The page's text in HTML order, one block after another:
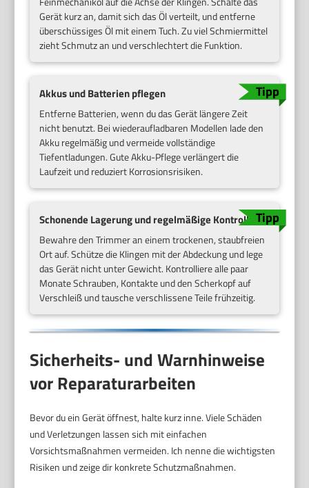
Gerät kurz an, damit sich das Öl verteilt, und entferne
überschüssiges Öl mit einem Tuch. Zu viel Schmiermittel
zieht Schmutz an und verschlechtert die Funktion.
Akkus und Batterien pflegen
Entferne Batterien, wenn du das Gerät längere Zeit
nicht benutzt. Bei wiederaufladbaren Modellen lade den
Akku regelmäßig und vermeide vollständige
Tiefentladungen. Gute Akku-Pflege verlängert die
Laufzeit und reduziert Korrosionsrisiken.
Schonende Lagerung und regelmäßige Kontrolle
Bewahre den Trimmer an einem trockenen, staubfreien
Ort auf. Schütze die Klingen mit der Abdeckung und lege
das Gerät nicht unter Gewicht. Kontrolliere alle paar
Monate Schrauben, Kontakte und den Scherkopf auf
Verschleiß und tausche verschlissene Teile frühzeitig.
Sicherheits- und Warnhinweise
vor Reparaturarbeiten
Bevor du ein Gerät öffnest, halte kurz inne. Viele Schäden
und Verletzungen lassen sich mit einfachen
Vorsichtsmaßnahmen vermeiden. Ich nenne die wichtigsten
Risiken und zeige dir konkrete Schutzmaßnahmen.